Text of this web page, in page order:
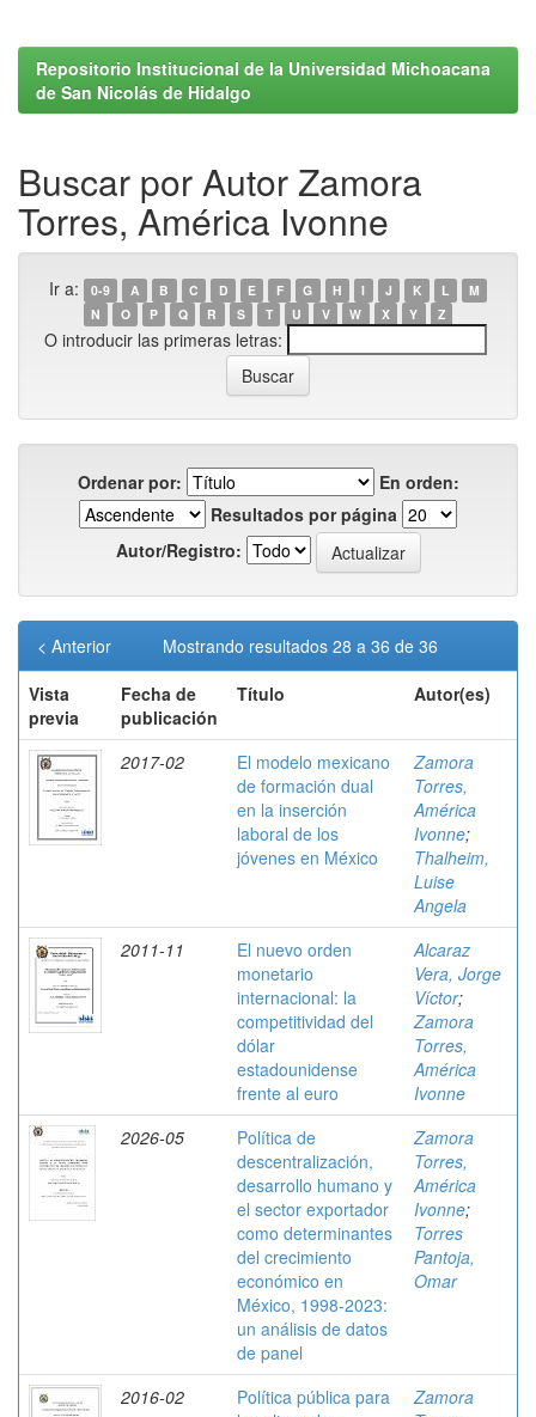
Repositorio Institucional de la Universidad Michoacana
de San Nicolás de Hidalgo
Buscar por Autor Zamora
Torres, América Ivonne
Ir a: 0-9 A B C D E F G H I J K L
M
N
O P Q R S T U V W X Y Z
O introducir las primeras letras:
Ordenar por:
En orden:
Resultados por página
Autor/Registro:
Mostrando resultados 28 a 36 de 36
< Anterior
Vista
previa
Fecha de
publicación
Título Autor(es)
2017-02
El modelo mexicano
de formación dual
en la inserción
laboral de los
jóvenes en México
Zamora
Torres,
América
Ivonne;
Thalheim,
Luise
Angela
2011-11
El nuevo orden
monetario
internacional: la
competitividad del
dólar
estadounidense
frente al euro
Alcaraz
Vera, Jorge
Víctor;
Zamora
Torres,
América
Ivonne
2026-05
Política de
descentralización,
desarrollo humano y
el sector exportador
como determinantes
del crecimiento
económico en
México, 1998-2023:
un análisis de datos
de panel
Zamora
Torres,
América
Ivonne;
Torres
Pantoja,
Omar
2016-02
Política pública para
Zamora